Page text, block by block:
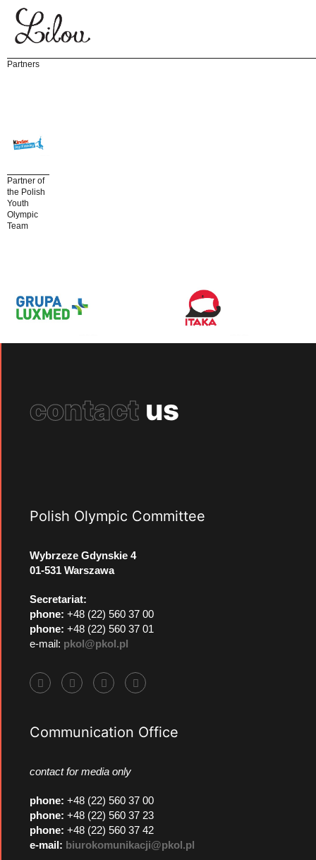
Partners
Partner of
the Polish
Youth
Olympic
Team
contact us
Polish Olympic Committee
Wybrzeze Gdynskie 4
01-531 Warszawa
Secretariat:
phone: +48 (22) 560 37 00
phone: +48 (22) 560 37 01
e-mail: pkol@pkol.pl
Communication Office
contact for media only
phone: +48 (22) 560 37 00
phone: +48 (22) 560 37 23
phone: +48 (22) 560 37 42
e-mail: biurokomunikacji@pkol.pl